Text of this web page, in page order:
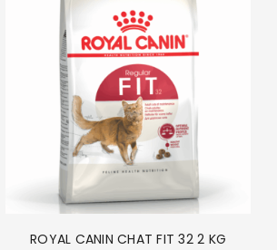
ROYAL CANIN CHAT FIT 32 2 KG